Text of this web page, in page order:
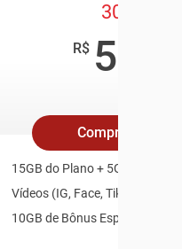
30GB
R$ 59
Compre Online
15GB do Plano + 5GB Redes
Vídeos (IG, Face, TikTok, X,
10GB de Bônus Especial